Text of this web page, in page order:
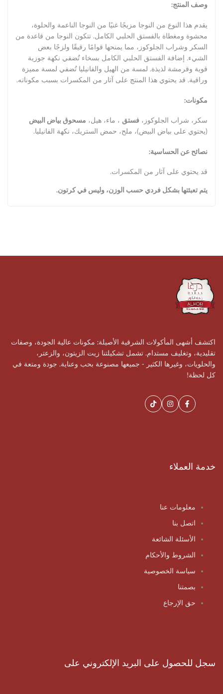
وصف المنتج:
يقدم هذا النوع من النوجا مزيجًا غنيًا من النوجا الناعمة والحلوة،
محشوة ومغطاة بالفستق الحلبي الكامل. تتكون النوجا من قاعدة من
السكر وشراب الجلوكوز، مما يمنحها قوامًا رقيقًا ولزجًا بعض
الشيء. إضافة الفستق الحلبي الكامل بسخاء تُضفي نكهة جوزية
قوية وقرمشة لذيذة. لمسة من الهيل والفانيليا تُضفي لمسة مميزة
وراقية. قد يحتوي هذا المنتج على آثار من المكسرات بسبب مكوناته.
مكونات:
سكر، شراب الجلوكوز، فستق ، ماء، هيل، مسحوق بياض البيض
(يحتوي على بياض البيض)، ملح، حمض الستريك، نكهة الفانيليا.
نصائح عن الحساسية:
قد يحتوي على آثار من المكسرات.
يتم تعبئتها بشكل فردي حسب الوزن، وليس في كرتون.
اكتشف أشهى المأكولات الشرقية الأصيلة: مكونات عالية الجودة، وصفات
تقليدية، وتغليف مستدام. تشمل تشكيلتنا زيت الزيتون، والزعتر،
والحلويات، وغيرها الكثير - جميعها مصنوعة بحب وعناية. جودة ومتعة في
كل لحظة!
فيسبوكإنستغرام
تيك
خدمة العملاء
معلومات عنا
اتصل بنا
الأسئلة الشائعة
الشروط والأحكام
سياسة الخصوصية
بصمتنا
حق الإرجاع
سجل للحصول على البريد الإلكتروني على